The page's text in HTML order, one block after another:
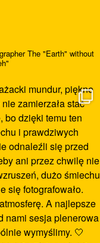
The "Earth" without